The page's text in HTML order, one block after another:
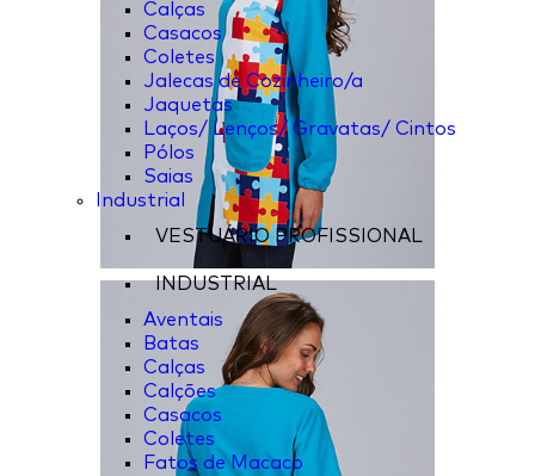
Calças
Casacos
Coletes
Jalecas de Cozinheiro/a
Jaquetas
Laços/ Lenços/ Gravatas/ Cintos
Pólos
Saias
Industrial
VESTUÁRIO PROFISSIONAL
INDUSTRIAL
Aventais
Batas
Calças
Calções
Casacos
Coletes
Fatos de Macaco